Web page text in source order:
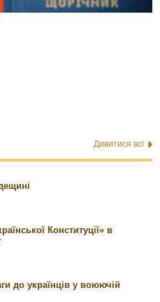
Дивитися всі
Конституції» в
до українців у воюючій